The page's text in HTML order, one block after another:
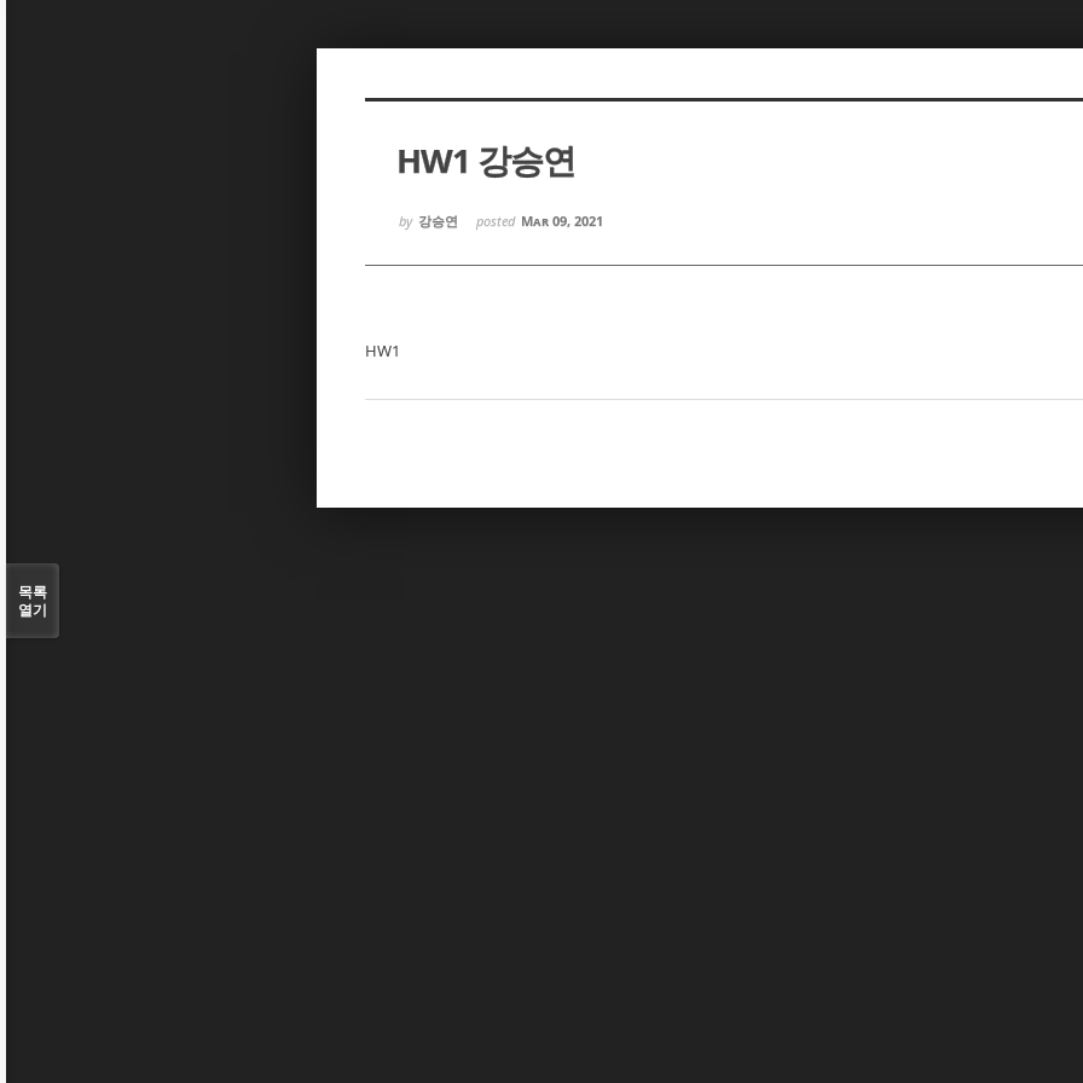
HW1 강승연
by 강승연 posted Mar 09, 2021
HW1
목록
열기
Sketchbook5, 스케치북5
Sketchbook5, 스케치북5
Sketchbook5, 스케치북5
Sketchbook5, 스케치북5